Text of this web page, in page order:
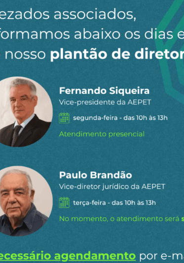
nesse ponto mais democrática, o CMN
CMN contava com a presença de
setor empresarial e dos trabalhadores.
Monetário Nacional
suficiente, entretanto. Ocorre que, no
para o BC. Veja o absurdo, leitor.
governo eleito.
praticamente sem discussão pelo
de capital, a seu critério, podendo
desse podem ser defensáveis ou não, há
de difícil reversão, e não podem
comandar o BC – agora com mais
a ampliar as hipóteses de uso interno da
estrangeira, inclusive quanto aos
frisar, a seu critério exclusivo, sem passar
possa ser paulatinamente dolarizada,
bom quadro de funcionários e, regra geral,
cambial tem certamente aspectos